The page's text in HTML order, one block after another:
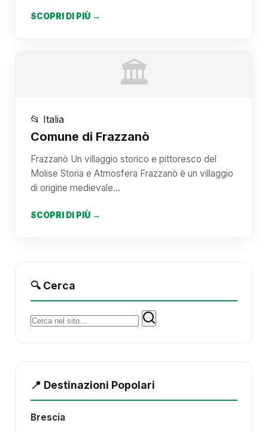
SCOPRI DI PIÙ →
🏛️
📂 Italia
Comune di Frazzanò
Frazzanò Un villaggio storico e pittoresco del
Molise Storia e Atmosfera Frazzanò è un villaggio
di origine medievale…
SCOPRI DI PIÙ →
🔍 Cerca
Cerca:
📍 Destinazioni Popolari
Brescia